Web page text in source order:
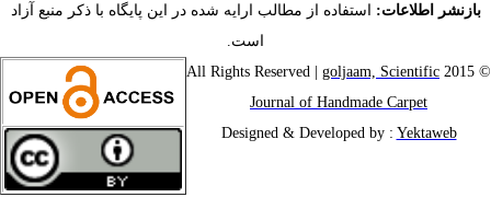
اطلاعات:استفاده از مطالب ارایه شده در این پایگاه با ذکر منبع آزاد
است.
©
goljaam, Scientific
Journal of Handmade Carpet
Designed & Developed by :Yektaweb